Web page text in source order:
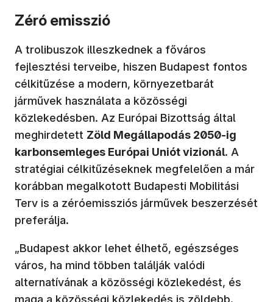
Zéró emisszió
A trolibuszok illeszkednek a főváros
fejlesztési terveibe, hiszen Budapest fontos
célkitűzése a modern, környezetbarát
járművek használata a közösségi
közlekedésben. Az Európai Bizottság által
meghirdetett Zöld Megállapodás 2050-ig
karbonsemleges Európai Uniót vizionál. A
stratégiai célkitűzéseknek megfelelően a már
korábban megalkotott Budapesti Mobilitási
Terv is a zéróemissziós járművek beszerzését
preferálja.
„Budapest akkor lehet élhető, egészséges
város, ha mind többen találják valódi
alternatívának a közösségi közlekedést, és
maga a közösségi közlekedés is zöldebb.